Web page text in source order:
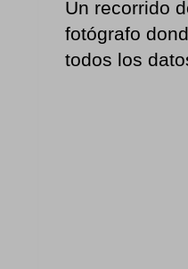
Un recorrido
fotógrafo
todos los